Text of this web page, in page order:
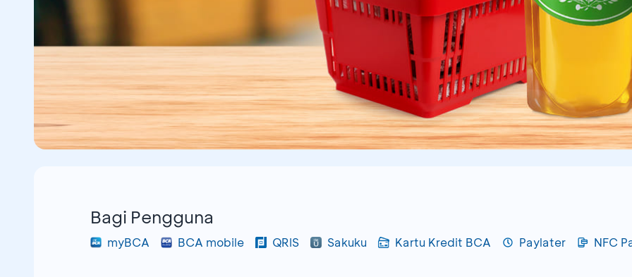
Bagi Pengguna
myBCA BCA mobile QRIS Sakuku Kartu Kredit BCA Paylater NFC